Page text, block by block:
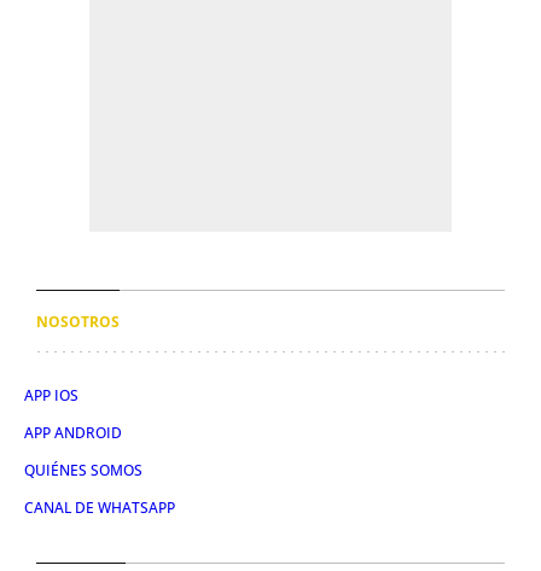
NOSOTROS
APP IOS
APP ANDROID
QUIÉNES SOMOS
CANAL DE WHATSAPP